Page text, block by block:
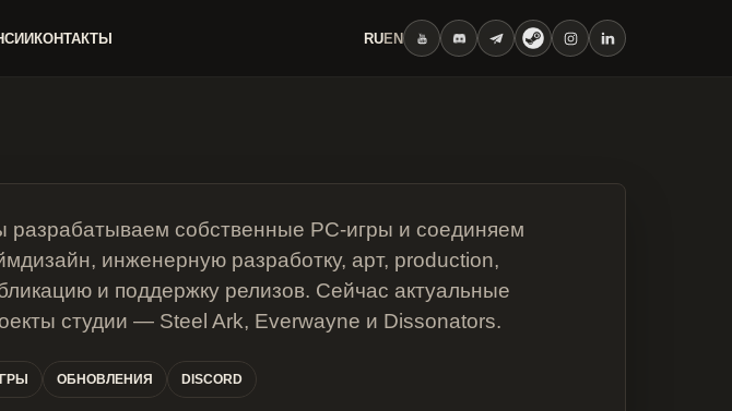
КОНТАКТЫ RUEN
разрабатываем собственные PC-игры и соединяем
инженерную разработку, арт, production,
и поддержку релизов. Сейчас актуальные
студии — Steel Ark, Everwayne и Dissonators.
ОБНОВЛЕНИЯ DISCORD